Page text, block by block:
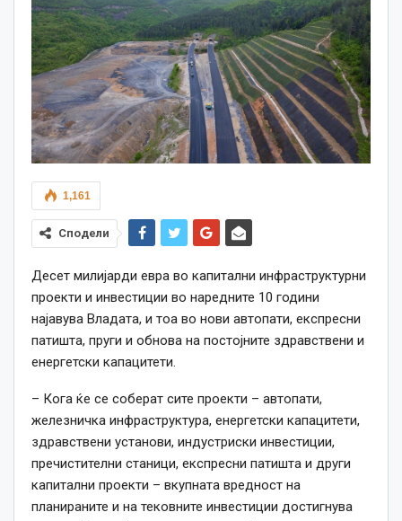
1,161
Сподели
Десет милијарди евра во капитални инфраструктурни
проекти и инвестиции во наредните 10 години
најавува Владата, и тоа во нови автопати, експресни
патишта, пруги и обнова на постојните здравствени и
енергетски капацитети.
– Кога ќе се соберат сите проекти – автопати,
железничка инфраструктура, енергетски капацитети,
здравствени установи, индустриски инвестиции,
пречистителни станици, експресни патишта и други
капитални проекти – вкупната вредност на
планираните и на тековните инвестиции достигнува